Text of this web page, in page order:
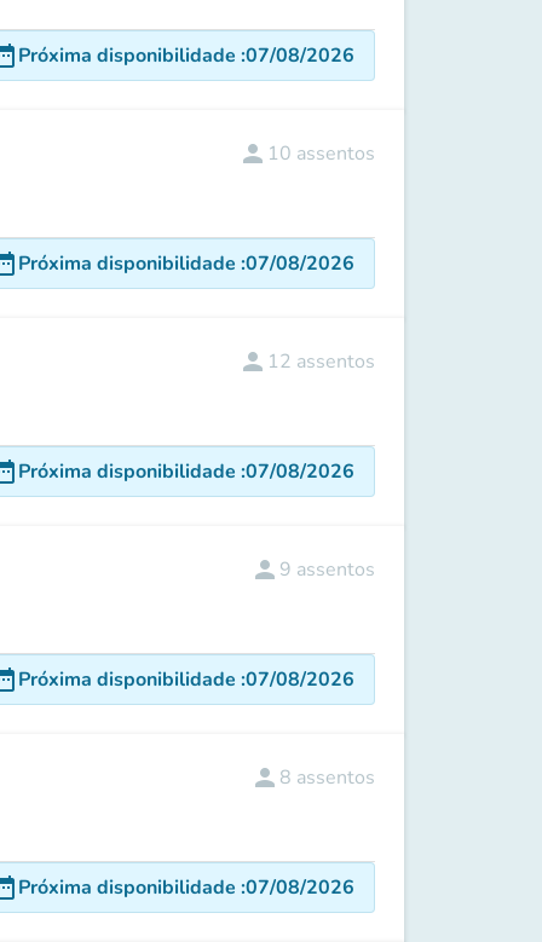
Próxima disponibilidade :07/08/2026
person 10 assentos
Próxima disponibilidade :07/08/2026
person 12 assentos
Próxima disponibilidade :07/08/2026
person 9 assentos
Próxima disponibilidade :07/08/2026
person 8 assentos
Próxima disponibilidade :07/08/2026